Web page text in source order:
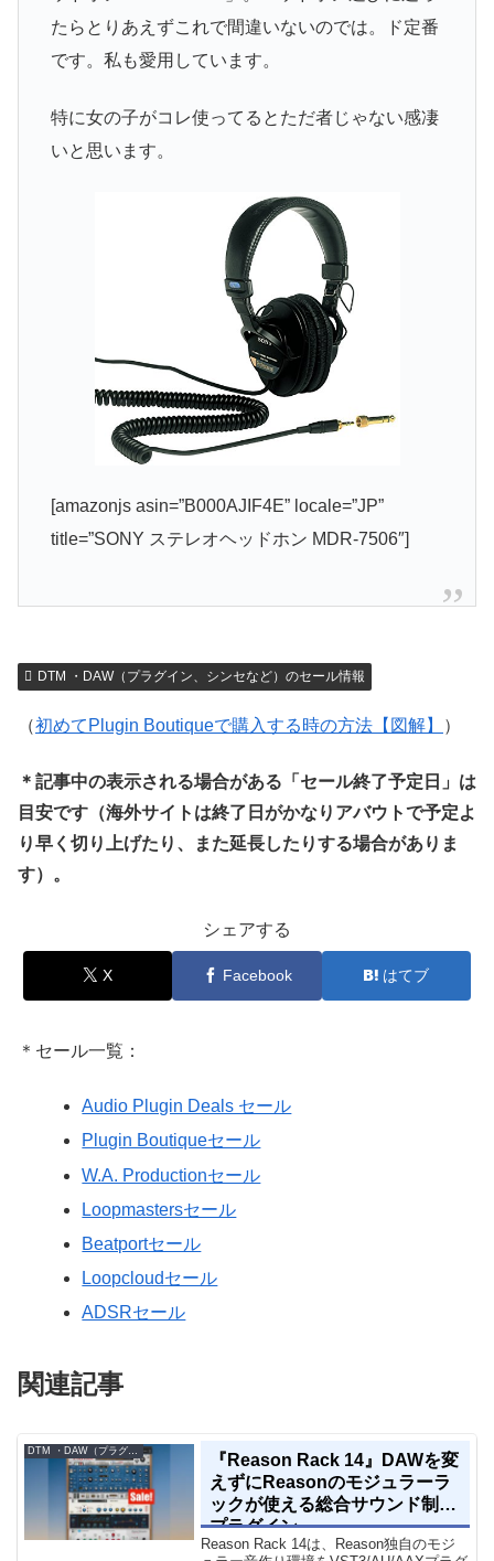
たらとりあえずこれで間違いないのでは。ド定番
です。私も愛用しています。
特に女の子がコレ使ってるとただ者じゃない感凄
いと思います。
[amazonjs asin=”B000AJIF4E” locale=”JP”
title=”SONY ステレオヘッドホン MDR-7506″]
DTM ・DAW（プラグイン、シンセなど）のセール情報
（初めてPlugin Boutiqueで購入する時の方法【図解】 ）
＊記事中の表示される場合がある「セール終了予定日」は
目安です（海外サイトは終了日がかなりアバウトで予定よ
り早く切り上げたり、また延長したりする場合がありま
す）。
シェアする
X Facebook はてブ
＊セール一覧：
Audio Plugin Deals セール
Plugin Boutiqueセール
W.A. Productionセール
Loopmastersセール
Beatportセール
Loopcloudセール
ADSRセール
関連記事
DTM ・DAW（プラグイン、シンセなど）のセール情報
『Reason Rack 14』DAWを変
えずにReasonのモジュラーラ
ックが使える総合サウンド制作
プラグイン
Reason Rack 14は、Reason独自のモジ